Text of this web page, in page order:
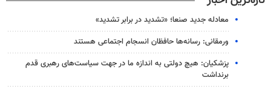
معادله جدید صنعا؛ «تشدید در برابر تشدید»
ورمقانی: رسانه‌ها حافظان انسجام اجتماعی هستند
پزشکیان: هیچ دولتی به اندازه ما در جهت سیاست‌های رهبری قدم
برنداشت